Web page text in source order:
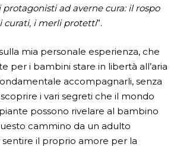
ad averne cura: il rospo
curati, i merli protetti”.
mia personale esperienza, che
per i bambini stare in libertà all’aria
accompagnarli, senza
i vari segreti che il mondo
possono rivelare al bambino
cammino da un adulto
sentire il proprio amore per la